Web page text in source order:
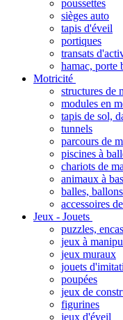
poussettes
sièges auto
tapis d'éveil
portiques
transats
hamac, porte
Motricité
structures de
modules en
tapis de sol,
tunnels
parcours de
piscines à
chariots de
animaux à
balles, ballons
accessoires
Jeux - Jouets
puzzles,
jeux à
jeux muraux
jouets
poupées
jeux de
figurines
jeux d'éveil